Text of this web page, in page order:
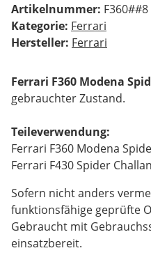
Artikelnummer: F360##8
Kategorie: Ferrari
Hersteller: Ferrari
Ferrari F360 Modena
gebrauchter Zustand.
Teileverwendung:
Ferrari F360 Modena
Ferrari F430 Spider
Sofern nicht anders
funktionsfähige geprüfte
Gebraucht mit
einsatzbereit.